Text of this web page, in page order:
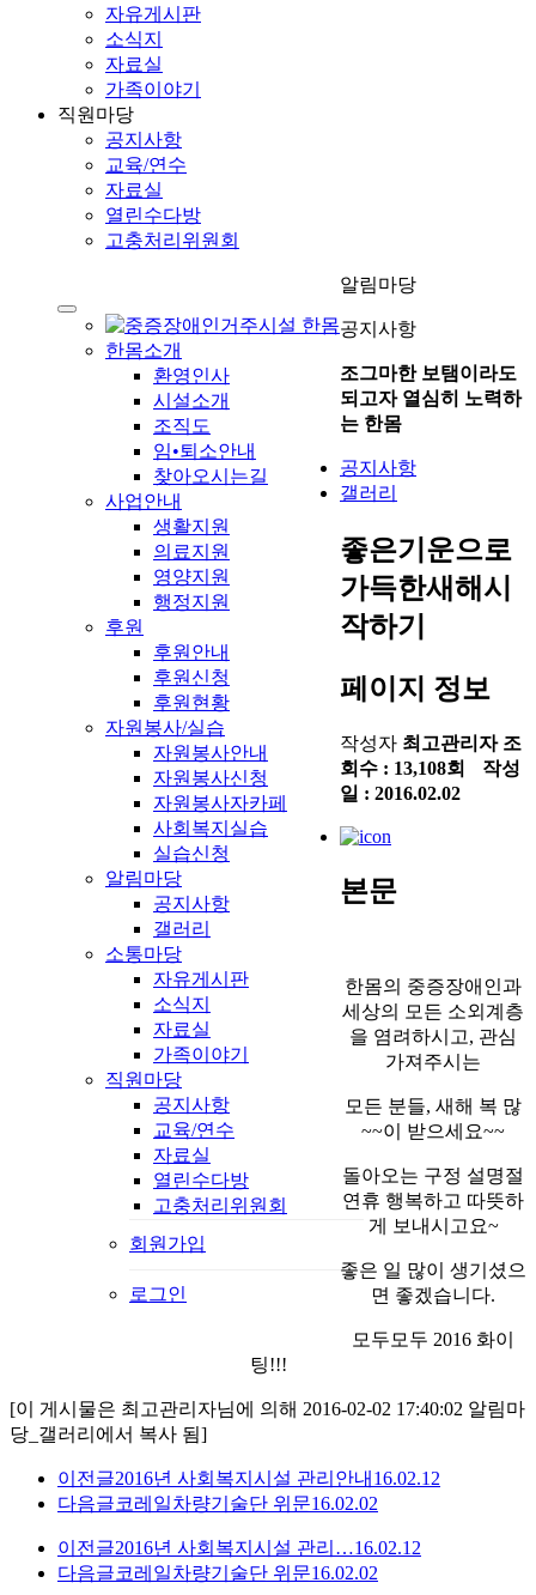
자유게시판
소식지
자료실
가족이야기
직원마당
공지사항
교육/연수
자료실
열린수다방
고충처리위원회
한몸소개
환영인사
시설소개
조직도
임•퇴소안내
찾아오시는길
사업안내
생활지원
의료지원
영양지원
행정지원
후원
후원안내
후원신청
후원현황
자원봉사/실습
자원봉사안내
자원봉사신청
자원봉사자카페
사회복지실습
실습신청
알림마당
공지사항
갤러리
소통마당
자유게시판
소식지
자료실
가족이야기
직원마당
공지사항
교육/연수
자료실
열린수다방
고충처리위원회
회원가입
로그인
알림마당
공지사항
조그마한 보탬이라도
되고자 열심히 노력하
는 한몸
공지사항
갤러리
좋은기운으로
가득한새해시
작하기
페이지 정보
작성자 최고관리자 조
회수 : 13,108회
작성
일 : 2016.02.02
본문
한몸의 중증장애인과
세상의 모든 소외계층
을 염려하시고, 관심
가져주시는
모든 분들, 새해 복 많
~~이 받으세요~~
돌아오는 구정 설명절
연휴 행복하고 따뜻하
게 보내시고요~
좋은 일 많이 생기셨으
면 좋겠습니다.
모두모두 2016 화이
팅!!!
[이 게시물은 최고관리자님에 의해 2016-02-02 17:40:02 알림마
당_갤러리에서 복사 됨]
이전글2016년 사회복지시설 관리안내 16.02.12
다음글코레일차량기술단 위문16.02.02
이전글2016년 사회복지시설 관리…16.02.12
다음글코레일차량기술단 위문16.02.02